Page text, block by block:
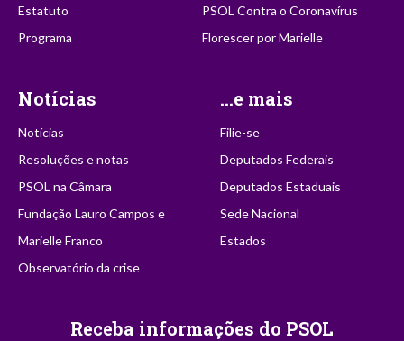
Estatuto
Programa
PSOL Contra o Coronavírus
Florescer por Marielle
Notícias
Notícias
Resoluções e notas
PSOL na Câmara
Fundação Lauro Campos e
Marielle Franco
Observatório da crise
...e mais
Filie-se
Deputados Federais
Deputados Estaduais
Sede Nacional
Estados
Receba informações do PSOL